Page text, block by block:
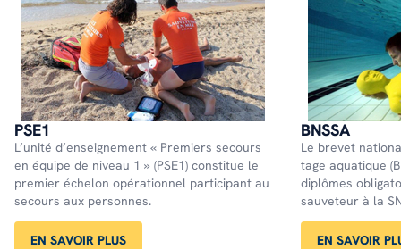
PSE1
L’unité d’en­sei­gne­ment « Premiers secours
en équipe de niveau 1 » (PSE1) consti­tue le
premier éche­lon opéra­tion­nel parti­ci­pant au
secours aux personnes.
EN SAVOIR PLUS
BNSSA
Le brevet
tage aqua­tique
diplômes
sauve­teur à la
EN SAVOIR